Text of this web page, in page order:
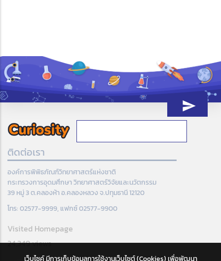
ติดต่อเรา
องค์การพิพิธภัณฑ์วิทยาศาสตร์แห่งชาติ
กระทรวงการอุดมศึกษา วิทยาศาสตร์วิจัยและนวัตกรรม
39 หมู่ 3 ต.คลองห้า อ.คลองหลวง จ.ปทุมธานี 12120
โทร: 02577-9999, แฟกซ์ 02577-9900
Visited Homepage
24,349 views
เว็บไซค์ มีการเก็บข้อมูลการใช้งานเว็บไซต์ (Cookies) เพื่อพัฒนา